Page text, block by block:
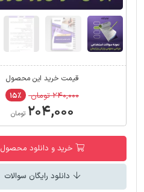
قیمت خرید این محصول
۲۴۰,۰۰۰ تومان ۱۵٪
۲۰۴,۰۰۰ تومان
خرید و دانلود محصول
دانلود رایگان سوالات